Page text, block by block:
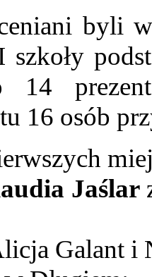
byli
14
16 osób
Jaślar
i